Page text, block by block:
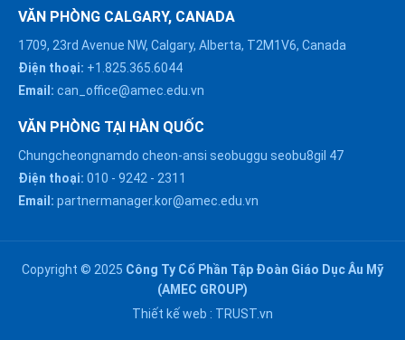
VĂN PHÒNG CALGARY, CANADA
1709, 23rd Avenue NW, Calgary, Alberta, T2M1V6, Canada
Điện thoại: +1.825.365.6044
Email: can_office@amec.edu.vn
VĂN PHÒNG TẠI HÀN QUỐC
Chungcheongnamdo cheon-ansi seobuggu seobu8gil 47
Điện thoại: 010 - 9242 - 2311
Email: partnermanager.kor@amec.edu.vn
Copyright © 2025 Công Ty Cổ Phần Tập Đoàn Giáo Dục Âu Mỹ
(AMEC GROUP)
Thiết kế web : TRUST.vn
HÀ NỘI :
0914863466
ĐÀ NẴNG :
0916082128
HỒ CHÍ MINH :
Chat với chúng tôi trên
Zalo